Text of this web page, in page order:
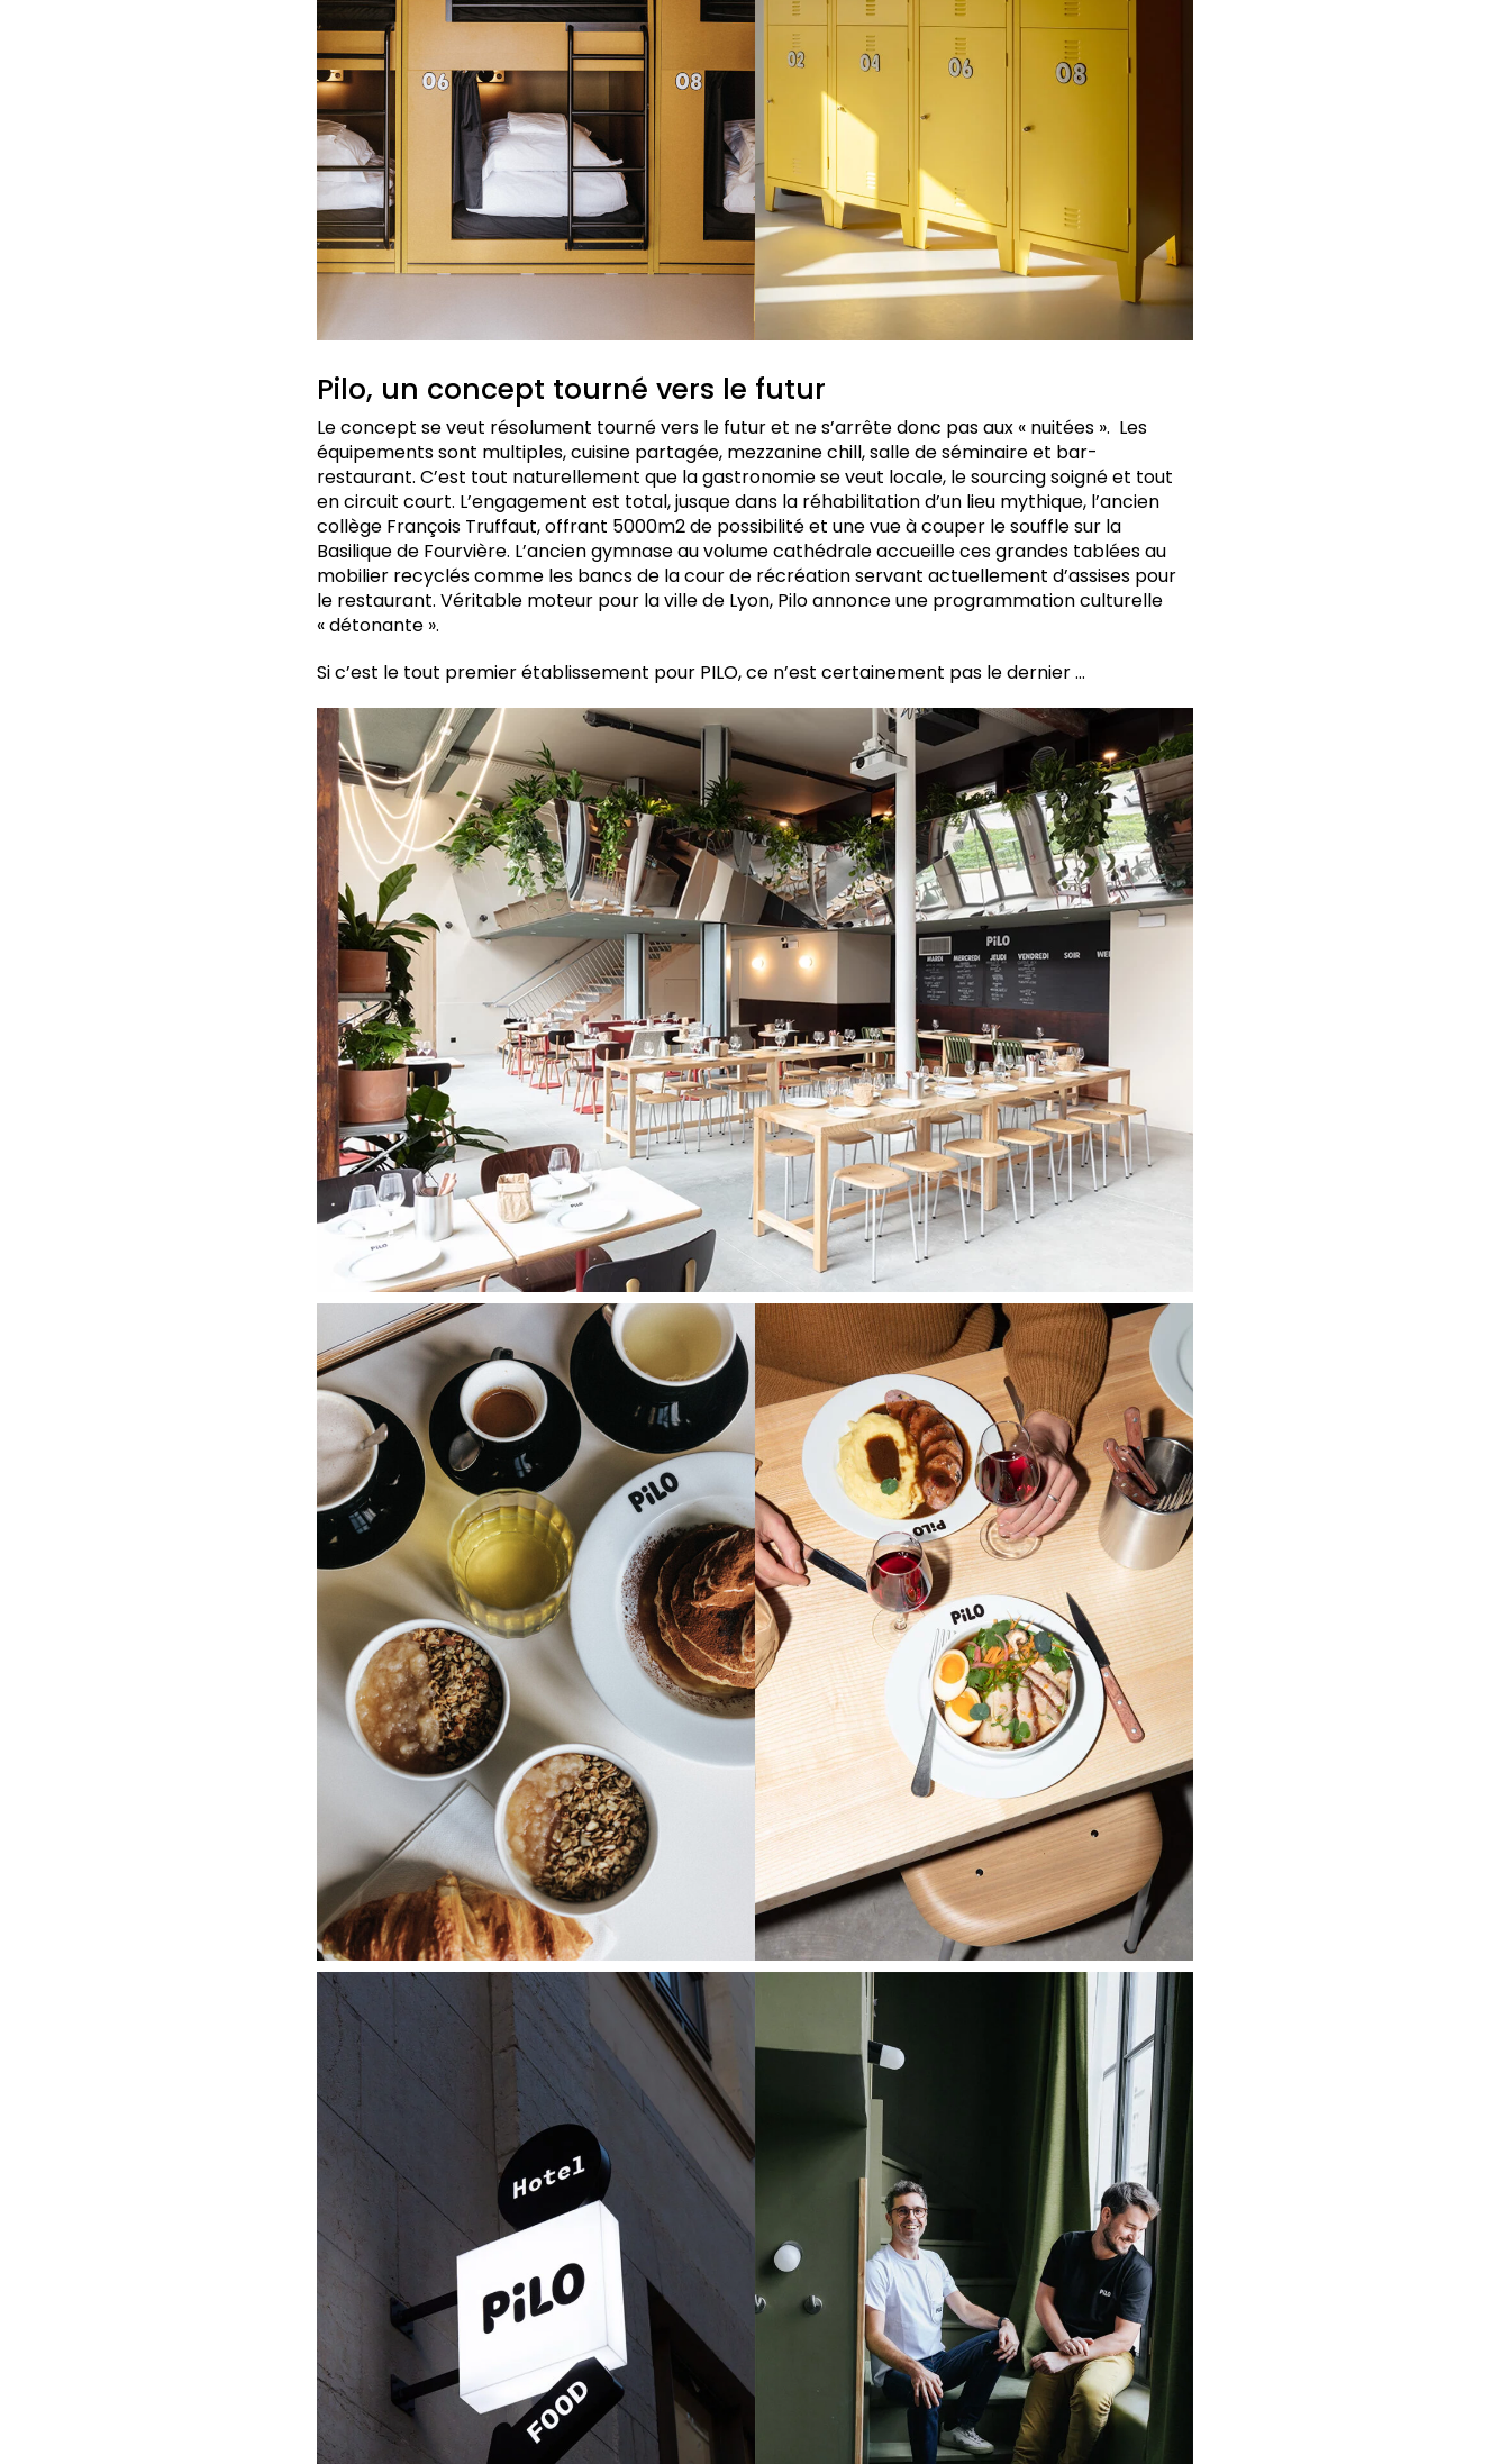
Pilo, un concept tourné vers le futur
Le concept se veut résolument tourné vers le futur et ne s’arrête donc pas aux « nuitées ». Les
équipements sont multiples, cuisine partagée, mezzanine chill, salle de séminaire et bar-
restaurant. C’est tout naturellement que la gastronomie se veut locale, le sourcing soigné et tout
en circuit court. L’engagement est total, jusque dans la réhabilitation d’un lieu mythique, l’ancien
collège François Truffaut, offrant 5000m2 de possibilité et une vue à couper le souffle sur la
Basilique de Fourvière. L’ancien gymnase au volume cathédrale accueille ces grandes tablées au
mobilier recyclés comme les bancs de la cour de récréation servant actuellement d’assises pour
le restaurant. Véritable moteur pour la ville de Lyon, Pilo annonce une programmation culturelle
« détonante ».
Si c’est le tout premier établissement pour PILO, ce n’est certainement pas le dernier …